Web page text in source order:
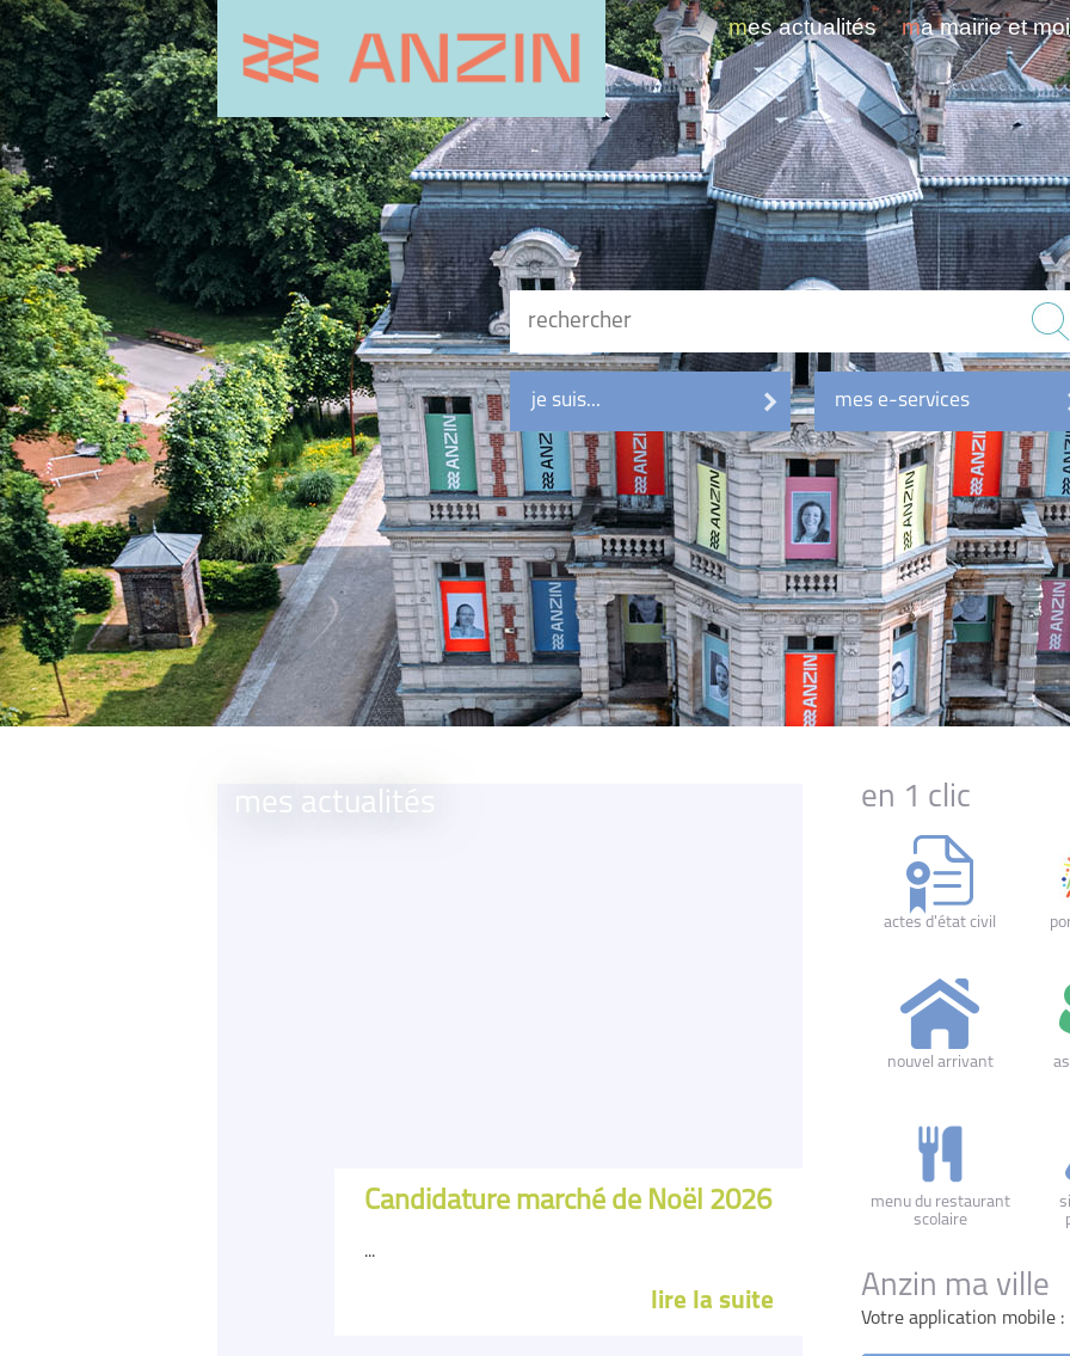
mes actualités ma mairie et moi
je suis... mes e-services
mes actualités
Candidature marché de Noël 2026
...
lire la suite
Conseil
La vidéo du
en ligne !
en 1 clic
actes d'état civil
nouvel arrivant
menu du restaurant
scolaire
Anzin ma ville
Votre application mobile :